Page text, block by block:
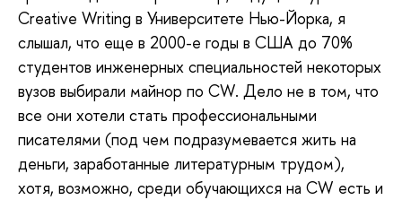
Creative Writing в Университете Нью-Йорка, я
слышал, что еще в 2000-е годы в США до 70%
студентов инженерных специальностей некоторых
вузов выбирали майнор по CW. Дело не в том, что
все они хотели стать профессиональными
писателями (под чем подразумевается жить на
деньги, заработанные литературным трудом),
хотя, возможно, среди обучающихся на CW есть и